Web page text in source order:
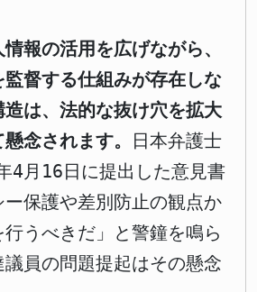
報の活用を広げながら、
督する仕組みが存在しな
は、法的な抜け穴を拡大
念されます。
日本弁護士
4月16日に提出した意見書
保護や差別防止の観点か
うべきだ」と警鐘を鳴ら
議員の問題提起はその懸念